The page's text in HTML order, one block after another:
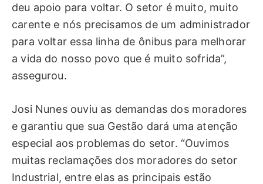
deu apoio para voltar. O setor é muito, muito
carente e nós precisamos de um administrador
para voltar essa linha de ônibus para melhorar
a vida do nosso povo que é muito sofrida”,
assegurou.
Josi Nunes ouviu as demandas dos moradores
e garantiu que sua Gestão dará uma atenção
especial aos problemas do setor. “Ouvimos
muitas reclamações dos moradores do setor
Industrial, entre elas as principais estão